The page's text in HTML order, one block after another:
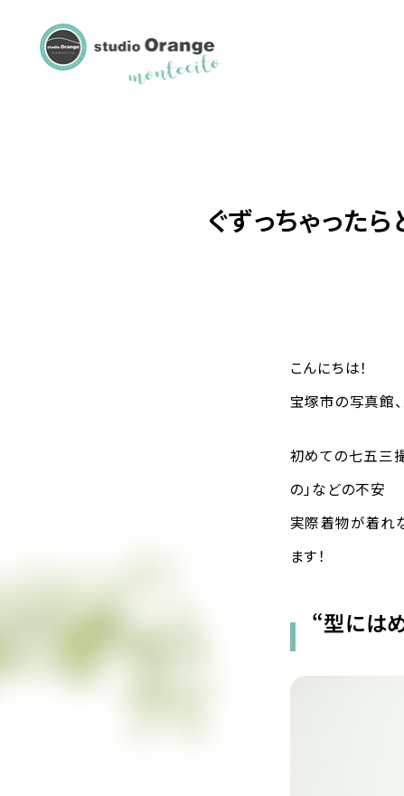
ぐずっちゃった
こんにちは！
宝塚市の写真館
初めての七五三
の」などの不安
実際着物が着れ
ます！
“型には